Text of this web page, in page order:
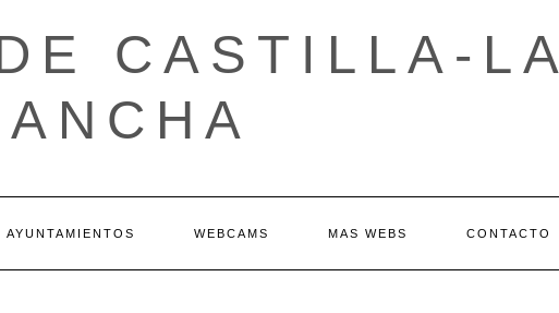
CASTILLA-LA
AYUNTAMIENTOS WEBCAMS MAS WEBS CONTACTO